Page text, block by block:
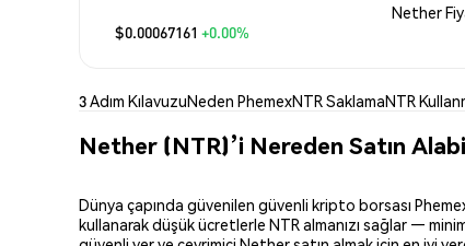
Nether
$0.00067161 +0.00%
3 Adım KılavuzuNeden PhemexNTR SaklamaNTR
Nether (NTR)’i Nereden Satın
Dünya çapında güvenilen güvenli kripto borsası
kullanarak düşük ücretlerle NTR almanızı sağlar —